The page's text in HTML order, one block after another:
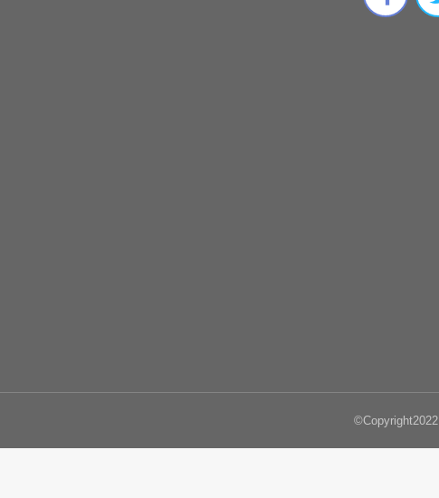
©Copyright2022